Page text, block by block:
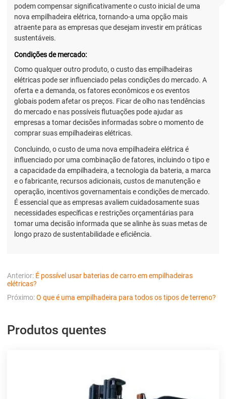
podem compensar significativamente o custo inicial de uma
nova empilhadeira elétrica, tornando-a uma opção mais
atraente para as empresas que desejam investir em práticas
sustentáveis.
Condições de mercado:
Como qualquer outro produto, o custo das empilhadeiras
elétricas pode ser influenciado pelas condições do mercado. A
oferta e a demanda, os fatores econômicos e os eventos
globais podem afetar os preços. Ficar de olho nas tendências
do mercado e nas possíveis flutuações pode ajudar as
empresas a tomar decisões informadas sobre o momento de
comprar suas empilhadeiras elétricas.
Concluindo, o custo de uma nova empilhadeira elétrica é
influenciado por uma combinação de fatores, incluindo o tipo e
a capacidade da empilhadeira, a tecnologia da bateria, a marca
e o fabricante, recursos adicionais, custos de manutenção e
operação, incentivos governamentais e condições de mercado.
É essencial que as empresas avaliem cuidadosamente suas
necessidades específicas e restrições orçamentárias para
tomar uma decisão informada que se alinhe às suas metas de
longo prazo de sustentabilidade e eficiência.
Anterior: É possível usar baterias de carro em empilhadeiras
elétricas?
Próximo:O que é uma empilhadeira para todos os tipos de terreno?
Produtos quentes